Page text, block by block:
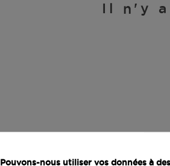
Il n'y
Pouvons-nous utiliser vos données à